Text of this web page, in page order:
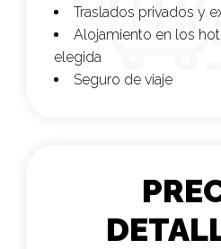
Traslados privados y
Alojamiento en los
elegida
Seguro de viaje